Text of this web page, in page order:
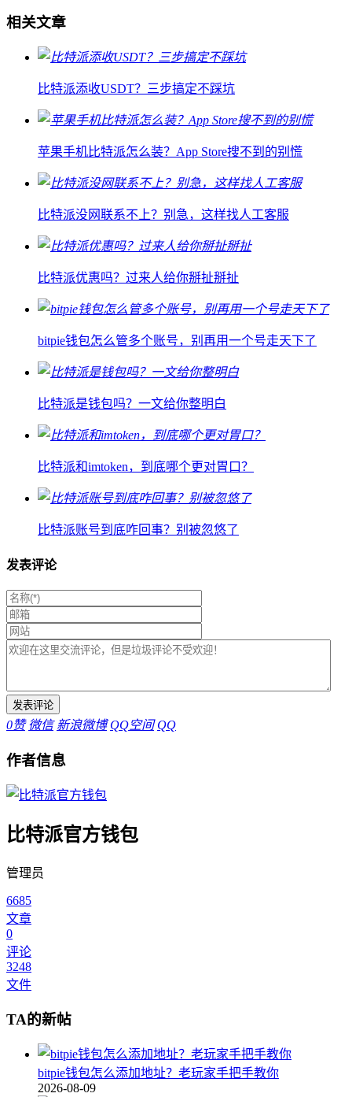
相关文章
比特派添收USDT？三步搞定不踩坑
苹果手机比特派怎么装？App Store搜不到的别慌
比特派没网联系不上？别急，这样找人工客服
比特派优惠吗？过来人给你掰扯掰扯
bitpie钱包怎么管多个账号，别再用一个号走天下了
比特派是钱包吗？一文给你整明白
比特派和imtoken，到底哪个更对胃口？
比特派账号到底咋回事？别被忽悠了
发表评论
0赞 微信 新浪微博 QQ空间 QQ
作者信息
比特派官方钱包
管理员
6685
文章
0
评论
3248
文件
TA的新帖
bitpie钱包怎么添加地址？老玩家手把手教你
2026-08-09